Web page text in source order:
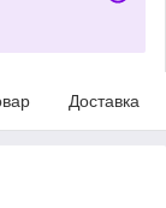
Доставка